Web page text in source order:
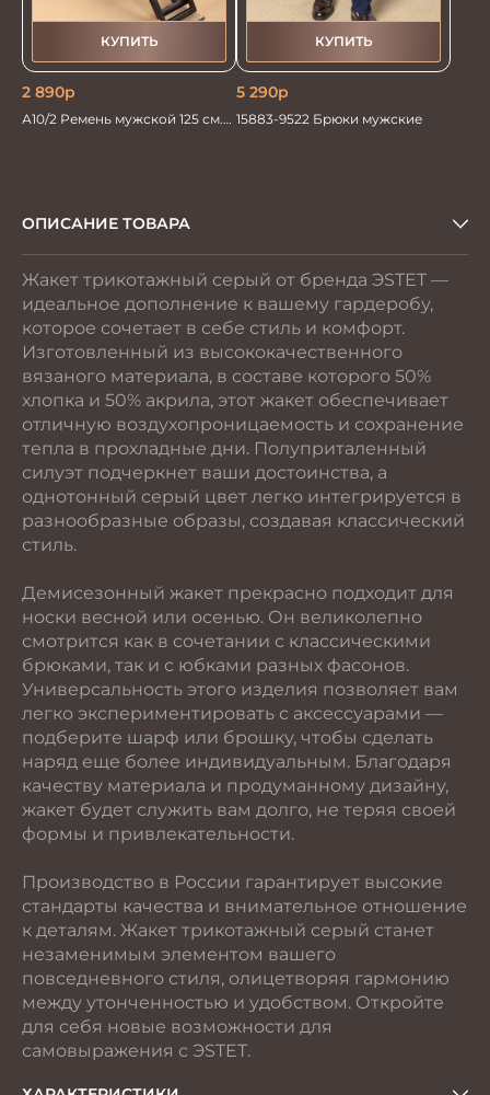
КУПИТЬ
2 890р
А10/2 Ремень мужской 125 см.
КУПИТЬ
5 290р
15883-9522 Брюки мужские
ОПИСАНИЕ ТОВАРА
Жакет трикотажный серый от бренда ЭSTET —
идеальное дополнение к вашему гардеробу,
которое сочетает в себе стиль и комфорт.
Изготовленный из высококачественного
вязаного материала, в составе которого 50%
хлопка и 50% акрила, этот жакет обеспечивает
отличную воздухопроницаемость и сохранение
тепла в прохладные дни. Полуприталенный
силуэт подчеркнет ваши достоинства, а
однотонный серый цвет легко интегрируется в
разнообразные образы, создавая классический
стиль.
Демисезонный жакет прекрасно подходит для
носки весной или осенью. Он великолепно
смотрится как в сочетании с классическими
брюками, так и с юбками разных фасонов.
Универсальность этого изделия позволяет вам
легко экспериментировать с аксессуарами —
подберите шарф или брошку, чтобы сделать
наряд еще более индивидуальным. Благодаря
качеству материала и продуманному дизайну,
жакет будет служить вам долго, не теряя своей
формы и привлекательности.
Производство в России гарантирует высокие
стандарты качества и внимательное отношение
к деталям. Жакет трикотажный серый станет
незаменимым элементом вашего
повседневного стиля, олицетворяя гармонию
между утонченностью и удобством. Откройте
для себя новые возможности для
самовыражения с ЭSTET.